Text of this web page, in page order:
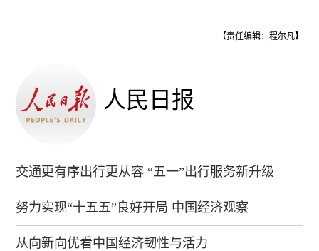
【责任编辑：程尔凡】
人民日报
交通更有序出行更从容 “五一”出行服务新升级
努力实现“十五五”良好开局 中国经济观察
从向新向优看中国经济韧性与活力